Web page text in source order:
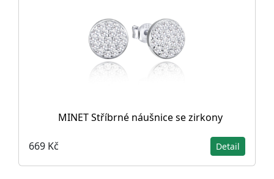
MINET Stříbrné náušnice se zirkony
669 Kč Detail